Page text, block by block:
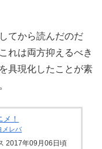
てから読んだのだ
これは両方抑えるべき
具現化したことが素
！
メレバ
2017年09月06日頃